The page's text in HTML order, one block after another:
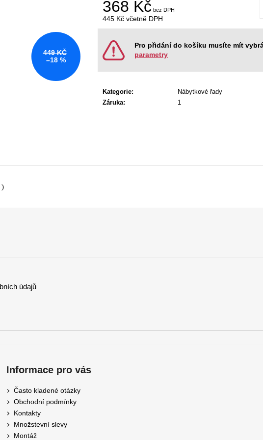
368 Kč
445 Kč včetně DPH
Měrná
Pro přidání do košíku musíte mít
parametry
Kategorie:
Nábytkové řady
Záruka: 1
449 KČ
–18 %
)
ŽIDLE GAME ŠÉF
NÁBYTKOVÁ SESTAVA EASY 1
22 967 Kč
Původně:
údajů
Informace pro vás
Často kladené otázky
Obchodní podmínky
Kontakty
Množstevní slevy
Montáž